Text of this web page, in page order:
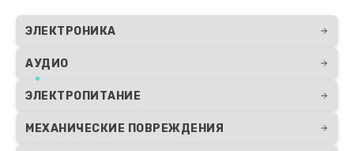
ЭЛЕКТРОНИКА
АУДИО
ЭЛЕКТРОПИТАНИЕ
МЕХАНИЧЕСКИЕ ПОВРЕЖДЕНИЯ